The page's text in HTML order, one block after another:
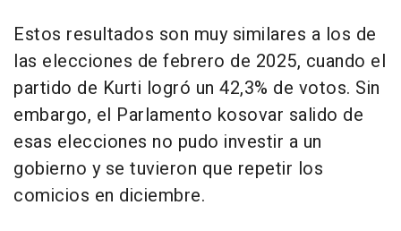
Estos resultados son muy similares a los de
las elecciones de febrero de 2025, cuando el
partido de Kurti logró un 42,3% de votos. Sin
embargo, el Parlamento kosovar salido de
esas elecciones no pudo investir a un
gobierno y se tuvieron que repetir los
comicios en diciembre.